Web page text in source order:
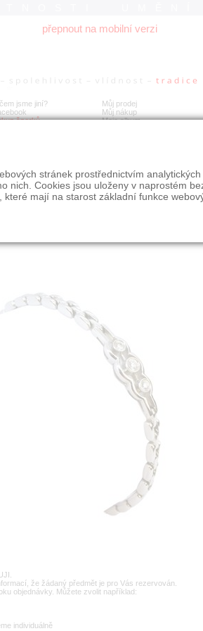
přepnout na mobilní verzi
jsme jiní?
šperků
Můj prodej
Můj nákup
Moje album
s brilianty
že žádaný předmět je pro Vás rezervován.
objednávky. Můžete zvolit například:
individuálně
stránek prostřednictvím
nich. Cookies jsou uloženy v naprostém
které mají na starost základní funkce